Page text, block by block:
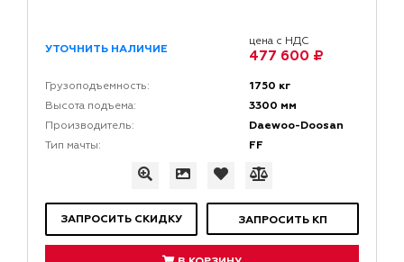
УТОЧНИТЬ НАЛИЧИЕ
цена с НДС
477 600 ₽
Грузоподъемность: 1750 кг
Высота подъема: 3300 мм
Производитель: Daewoo-Doosan
Тип мачты: FF
ЗАПРОСИТЬ СКИДКУ ЗАПРОСИТЬ КП